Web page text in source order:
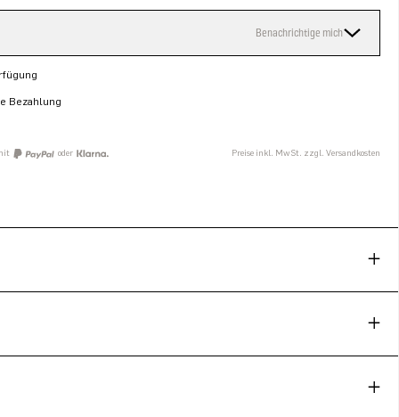
Benachrichtige mich
Bezahlung
oder Preise inkl. MwSt. zzgl. Versandkosten